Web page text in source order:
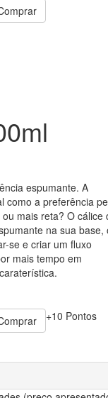
espumante. A
como a preferência
mais reta? O cálice
na sua base,
se e criar um fluxo
mais tempo em
+10 Pontos